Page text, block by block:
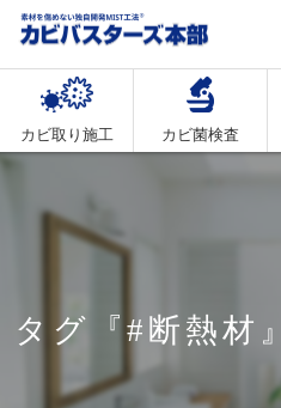
カビ取り施工 カビ菌検査
タグ『#断熱材